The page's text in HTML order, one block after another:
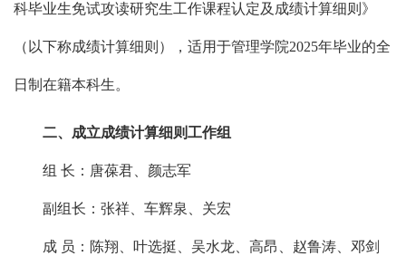
科毕业生免试攻读研究生工作课程认定及成绩计算细则》
（以下称成绩计算细则），适用于管理学院2025年毕业的全
日制在籍本科生。
二、成立成绩计算细则工作组
组 长：唐葆君、颜志军
副组长：张祥、车辉泉、关宏
成 员：陈翔、叶选挺、吴水龙、高昂、赵鲁涛、邓剑